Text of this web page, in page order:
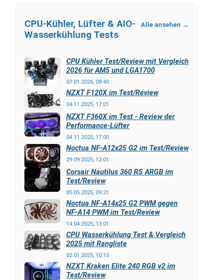
CPU-Kühler, Lüfter & AIO-
Wasserkühlung Tests
Alle ansehen →
CPU Kühler Test/Review mit Vergleich
2026 für AM5 und LGA1700
07.01.2026, 08:40
NZXT F120X im Test/Review
04.11.2025, 17:01
NZXT F360X im Test - Review der
Performance-Lüfter
04.11.2025, 17:00
Noctua NF-A12x25 G2 im Test/Review
29.09.2025, 12:01
Corsair Nautilus 360 RS ARGB im
Test/Review
05.05.2025, 09:21
Noctua NF-A14x25 G2 PWM gegen
NF-A14 PWM im Test/Review
14.04.2025, 13:01
CPU Wasserkühlung Test & Vergleich
2025 mit Rangliste
02.01.2025, 10:15
NZXT Kraken Elite 240 RGB v2 im
Test/Review